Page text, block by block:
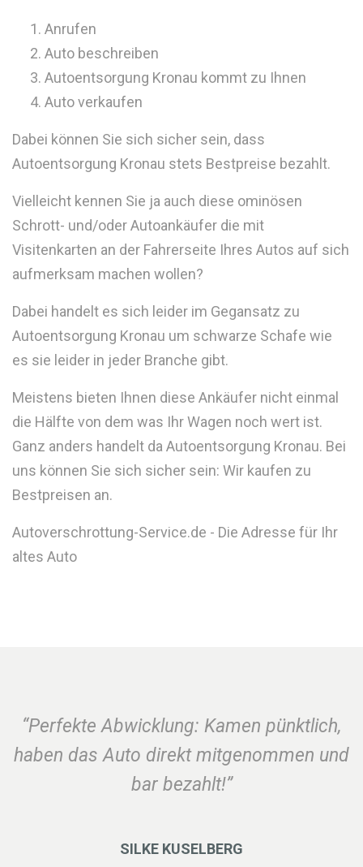
Anrufen
Auto beschreiben
Autoentsorgung Kronau kommt zu Ihnen
Auto verkaufen
Dabei können Sie sich sicher sein, dass
Autoentsorgung Kronau stets Bestpreise bezahlt.
Vielleicht kennen Sie ja auch diese ominösen
Schrott- und/oder Autoankäufer die mit
Visitenkarten an der Fahrerseite Ihres Autos auf sich
aufmerksam machen wollen?
Dabei handelt es sich leider im Gegansatz zu
Autoentsorgung Kronau um schwarze Schafe wie
es sie leider in jeder Branche gibt.
Meistens bieten Ihnen diese Ankäufer nicht einmal
die Hälfte von dem was Ihr Wagen noch wert ist.
Ganz anders handelt da Autoentsorgung Kronau. Bei
uns können Sie sich sicher sein: Wir kaufen zu
Bestpreisen an.
Autoverschrottung-Service.de - Die Adresse für Ihr
altes Auto
“Perfekte Abwicklung: Kamen pünktlich,
haben das Auto direkt mitgenommen und
bar bezahlt!”
SILKE KUSELBERG